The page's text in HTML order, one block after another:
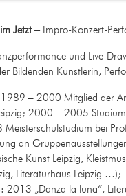
Jetzt – Impro-Konzert-
und Live-
Bildenden Künstlerin,
1989 – 2000 Mitglied der
2000 – 2005
bei
an
Kunst Leipzig,
Literaturhaus Leipzig …);
2013 „Danza la luna“,